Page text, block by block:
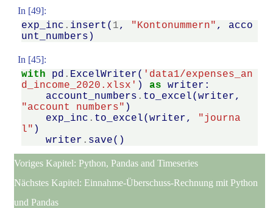
In [49]:
exp_inc . insert ( 1, "Kontonummern" ,
acco
unt_numbers )
In [45]:
with pd . ExcelWriter( 'data1/expenses_an
d_income_2020.xlsx' ) as writer :
account_numbers . to_excel(writer,
"account numbers" )
exp_inc . to_excel(writer,
"journa
l" )
writer . save()
Voriges Kapitel: Python, Pandas and Timeseries
Nächstes Kapitel: Einnahme-Überschuss-Rechnung mit Python
und Pandas